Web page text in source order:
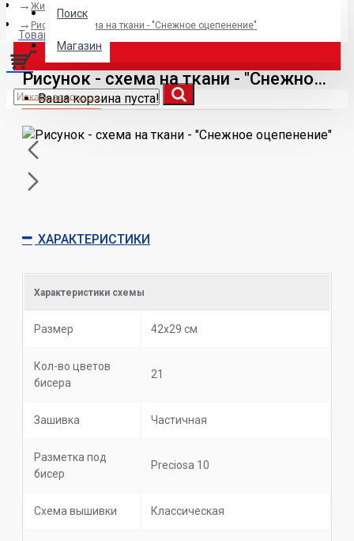
Поиск
Магазин
Товаров 0 (0р.)
Ваша корзина пуста!
Животные
Рисунок - схема на ткани - "Снежное оцепенение"
Рисунок - схема на ткани - "Снежное оцепенение"
ХАРАКТЕРИСТИКИ
Характеристики схемы
Размер 42х29 см
Кол-во цветов
бисера
21
Зашивка Частичная
Разметка под
бисер
Preciosa 10
Схема вышивки Классическая